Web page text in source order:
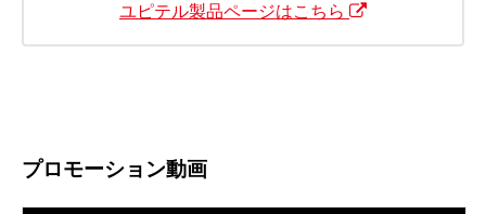
プロモーション動画
ユピテル製品ページはこちら